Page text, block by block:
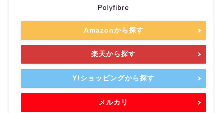
Polyfibre
Amazonから探す
楽天から探す
Y!ショッピングから探す
メルカリ